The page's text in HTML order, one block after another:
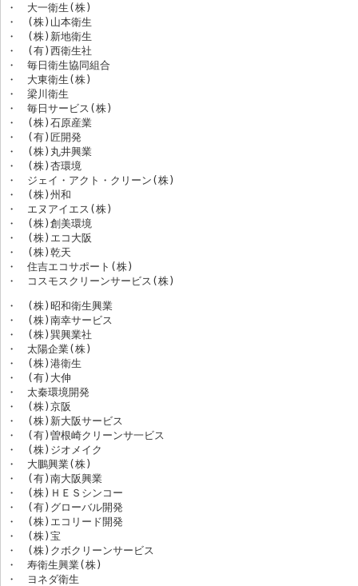
・　大一衛生(株)
・　(株)山本衛生
・　(株)新地衛生
・　(有)西衛生社
・　毎日衛生協同組合
・　大東衛生(株)
・　梁川衛生
・　毎日サービス(株)
・　(株)石原産業
・　(有)匠開発
・　(株)丸井興業
・　(株)杏環境
・　ジェイ・アクト・クリーン(株)
・　(株)州和
・　エヌアイエス(株)
・　(株)創美環境
・　(株)エコ大阪
・　(株)乾天
・　住吉エコサポート(株)
・　コスモスクリーンサービス(株)
・　(株)昭和衛生興業
・　(株)南幸サービス
・　(株)巽興業社
・　太陽企業(株)
・　(株)港衛生
・　(有)大伸
・　太秦環境開発
・　(株)京阪
・　(株)新大阪サービス
・　(有)曽根崎クリーンサ一ビス
・　(株)ジオメイク
・　大鵬興業(株)
・　(有)南大阪興業
・　(株)ＨＥＳシンコー
・　(有)グローバル開発
・　(株)エコリード開発
・　(株)宝
・　(株)クボクリーンサービス
・　寿衛生興業(株)
・　ヨネダ衛生